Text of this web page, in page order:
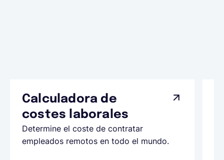
Calculadora de
costes laborales
Determine el coste de contratar
empleados remotos en todo el mundo.